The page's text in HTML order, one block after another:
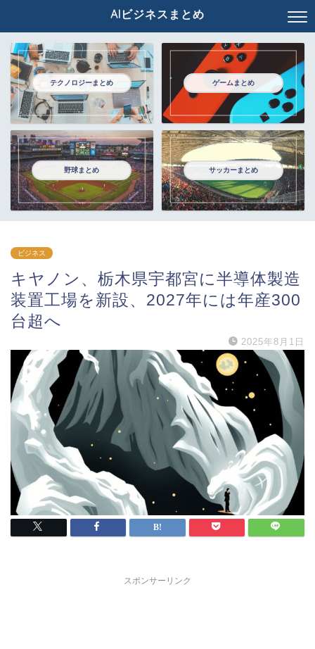
AIビジネスまとめ
テクノロジーまとめ ゲームまとめ
野球まとめ サッカーまとめ
ビジネス
キヤノン、栃木県宇都宮に半導体製造
装置工場を新設、2027年には年産300
台超へ
2025年8月1日
スポンサーリンク